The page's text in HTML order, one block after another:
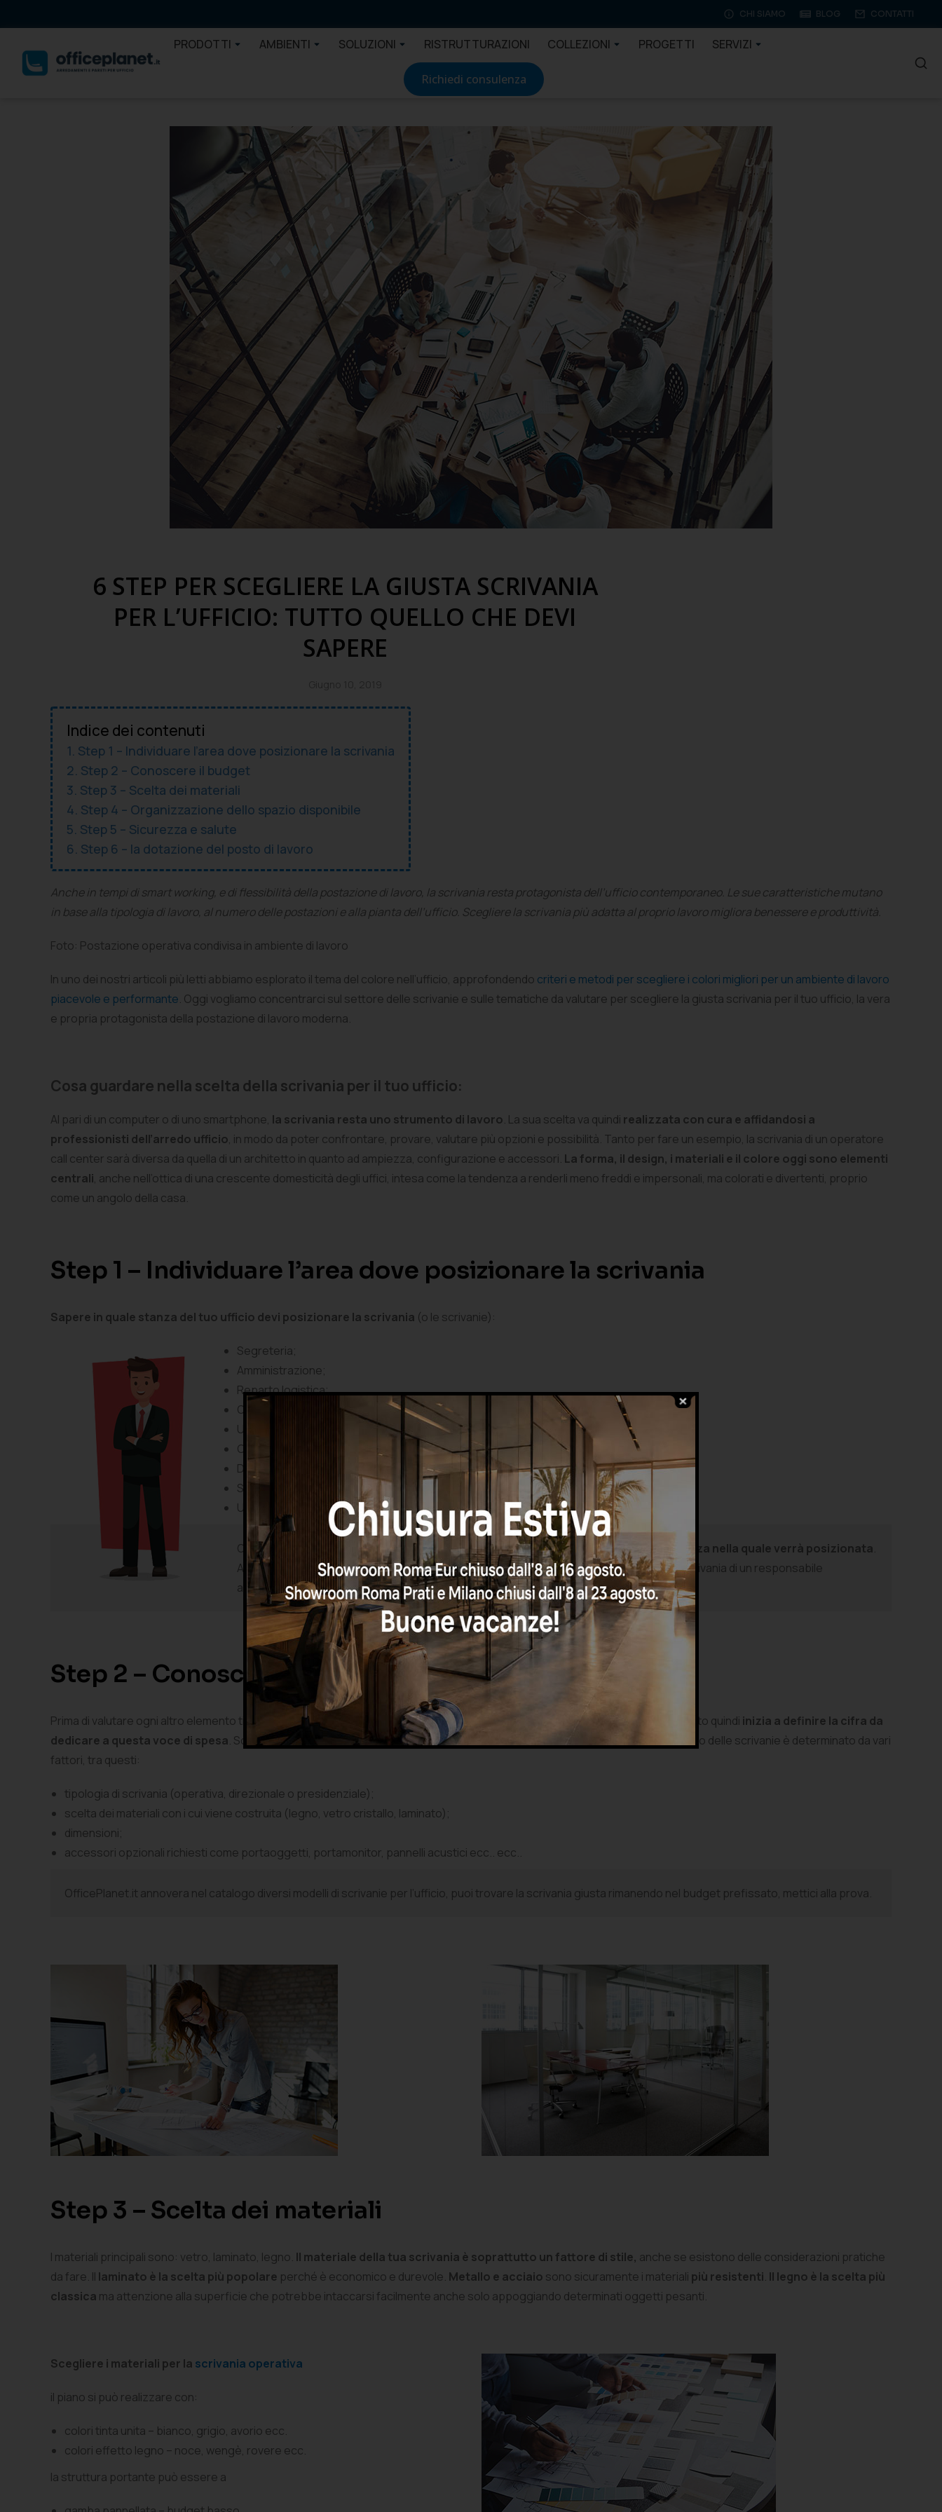
CHI SIAMO BLOG CONTATTI
PRODOTTI AMBIENTI SOLUZIONI RISTRUTTURAZIONI COLLEZIONI PROGETTI SERVIZI
Richiedi consulenza
6 STEP PER SCEGLIERE LA GIUSTA SCRIVANIA
PER L’UFFICIO: TUTTO QUELLO CHE DEVI
SAPERE
Indice dei contenuti
Step 1 – Individuare l’area dove posizionare la scrivania
Step 2 – Conoscere il budget
Step 3 – Scelta dei materiali
Step 4 – Organizzazione dello spazio disponibile
Step 5 – Sicurezza e salute
Step 6 – la dotazione del posto di lavoro
Anche in tempi di smart working, e di flessibilità della postazione di lavoro, la scrivania resta protagonista dell’ufficio contemporaneo. Le sue caratteristiche mutano
in base alla tipologia di lavoro, al numero delle postazioni e alla pianta dell’ufficio. Scegliere la scrivania più adatta al proprio lavoro migliora benessere e produttività.
Foto: Postazione operativa condivisa in ambiente di lavoro
In uno dei nostri articoli più letti abbiamo esplorato il tema del colore nell’ufficio, approfondendo criteri e metodi per scegliere i colori migliori per un ambiente di lavoro
piacevole e performante. Oggi vogliamo concentrarci sul settore delle scrivanie e sulle tematiche da valutare per scegliere la giusta scrivania per il tuo ufficio, la vera
e propria protagonista della postazione di lavoro moderna.
Cosa guardare nella scelta della scrivania per il tuo ufficio:
Al pari di un computer o di uno smartphone, la scrivania resta uno strumento di lavoro. La sua scelta va quindi realizzata con cura e affidandosi a
professionisti dell’arredo ufficio, in modo da poter confrontare, provare, valutare più opzioni e possibilità. Tanto per fare un esempio, la scrivania di un operatore
call center sarà diversa da quella di un architetto in quanto ad ampiezza, configurazione e accessori. La forma, il design, i materiali e il colore oggi sono elementi
centrali, anche nell’ottica di una crescente domesticità degli uffici, intesa come la tendenza a renderli meno freddi e impersonali, ma colorati e divertenti, proprio
come un angolo della casa.
Step 1 – Individuare l’area dove posizionare la scrivania
Sapere in quale stanza del tuo ufficio devi posizionare la scrivania (o le scrivanie):
Segreteria;
Amministrazione;
Reparto logistica;
Open space;
Ufficio tecnico;
Call center;
Direzione;
Stanza manageriale;
Ufficio di rappresentanza;
Ogni scrivania ha delle caratteristiche tecniche che possono variare in base alla stanza nella quale verrà posizionata.
Ad esempio una scrivania di un operatore videoterminale sarà di dimensioni inferiori alla scrivania di un responsabile
amministrativo.
Step 2 – Conoscere il budget
Prima di valutare ogni altro elemento tieni presente quale è il tuo budget. La tua scrivania rappresenta comunque un investimento quindi inizia a definire la cifra da
dedicare a questa voce di spesa. Solo a questo punto potremo iniziare a scegliere la giusta scrivania tra le varie linee. Il prezzo delle scrivanie è determinato da vari
fattori, tra questi:
tipologia di scrivania (operativa, direzionale o presidenziale);
scelta dei materiali con i cui viene costruita (legno, vetro cristallo, laminato);
dimensioni;
accessori opzionali richiesti come portaoggetti, portamonitor, pannelli acustici ecc.. ecc..
OfficePlanet.it annovera nel catalogo diversi modelli di scrivanie per l’ufficio, puoi trovare la scrivania giusta rimanendo nel budget prefissato, mettici alla prova.
Step 3 – Scelta dei materiali
I materiali principali sono: vetro, laminato, legno. Il materiale della tua scrivania è soprattutto un fattore di stile, anche se esistono delle considerazioni pratiche
da fare. Il laminato è la scelta più popolare perché è economico e durevole. Metallo e acciaio sono sicuramente i materiali più resistenti. Il legno è la scelta più
classica ma attenzione alla superficie che potrebbe intaccarsi facilmente anche solo appoggiando determinati oggetti pesanti.
Scegliere i materiali per la scrivania operativa
il piano si può realizzare con:
colori tinta unita – bianco, grigio, avorio ecc.
colori effetto legno – noce, wengè, rovere ecc.
la struttura portante può essere a